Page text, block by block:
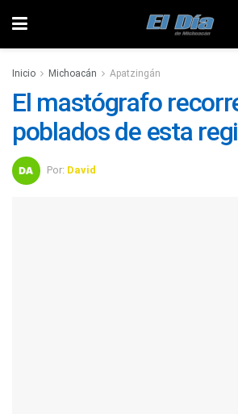
Inicio Michoacán Apatzingán
El mastógrafo
poblados de esta
Por: David